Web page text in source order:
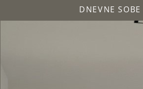
DNEVNE SOBE